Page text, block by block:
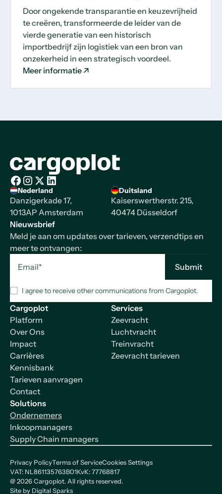
Door ongekende transparantie en keuzevrijheid
te creëren, transformeerde de leider van de
vierde generatie van een historisch
importbedrijf zijn logistiek van een bron van
onzekerheid in een strategisch voordeel.
Meer informatie
Homepage
Facebook
Instagram
X/Twitter
LinkedIn
Nederland
Danzigerkade 17,
1013AP Amsterdam
Duitsland
Kaiserswertherstr. 215,
40474 Düsseldorf
Cargoplot
Platform
Over Ons
Impact
Carrières
Kennisbank
Tarieven aanvragen
Contact
Services
Zeevracht
Luchtvracht
Treinvracht
Zeevracht tarieven
Solutions
Ondernemers
Inkoopmanagers
Supply Chain managers
Nieuwsbrief
Meld je aan om updates over tarieven, verzendtips en
meer te ontvangen:
I agree to receive other communications from Cargoplot.
@2026Cargoplot. All rights reserved.
Privacy PolicyTerms of ServiceCookies Settings
VAT: NL861135763B01KvK: 77768817
Site by Digital Sparks